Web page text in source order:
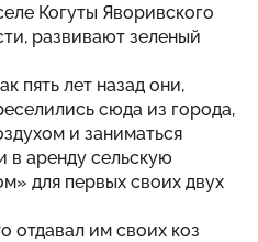
Когуты Яворивского
развивают зеленый
пять лет назад они,
сюда из города,
и заниматься
в аренду сельскую
для первых своих двух
отдавал им своих коз